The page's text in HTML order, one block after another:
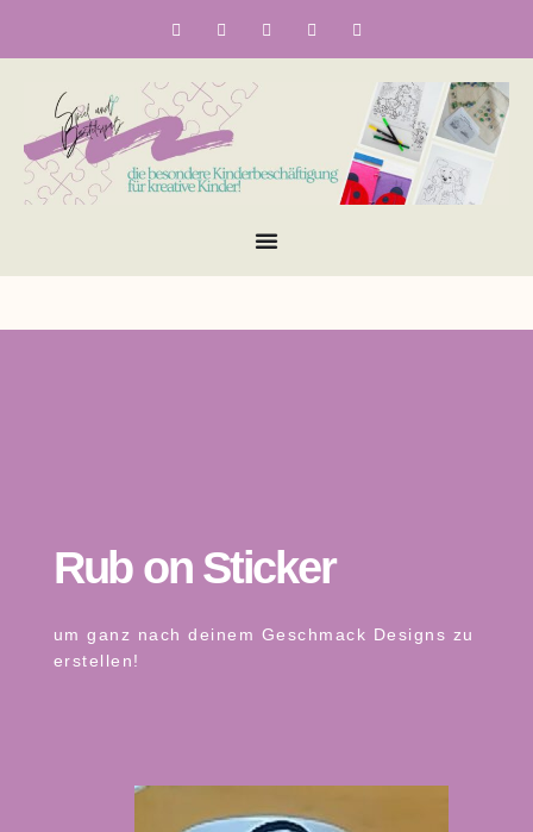
Rub on Sticker
um ganz nach deinem Geschmack Designs zu
erstellen!